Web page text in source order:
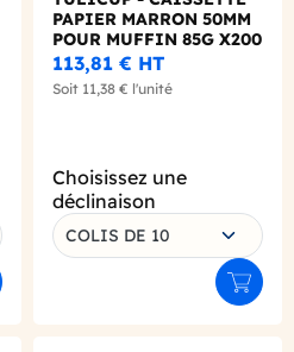
au panier
PAPIER MARRON 50MM
POUR MUFFIN 85G X200
113,81 € HT
Soit 11,38 € l'unité
Choisissez une
déclinaison
COLIS DE 10